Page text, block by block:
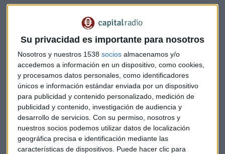
Su privacidad es importante para nosotros
Nosotros y nuestros 1538 socios almacenamos y/o
accedemos a información en un dispositivo, como cookies,
y procesamos datos personales, como identificadores
únicos e información estándar enviada por un dispositivo
para publicidad y contenido personalizado, medición de
publicidad y contenido, investigación de audiencia y
desarrollo de servicios. Con su permiso, nosotros y
nuestros socios podemos utilizar datos de localización
geográfica precisa e identificación mediante las
características de dispositivos. Puede hacer clic para
Se trata de un masturbador masculino que viene
acompañado de una app móvil con ejercicios para aprender
a controlar la eyaculación."Se entrena en un entorno
parecido al de una relación sexual real", señala López.
Combinados ambos productos, en un programa de ocho
semanas, los hombres aprenden a controlar su cuerpo.
Según la última investigación de la empresa, los
participantes llegaron a multiplicar por siete la duración de
sus relaciones sexuales. "Pasaron de una media de 2
minutos a 14 minutos cuando acabaron con el
programa", asegura la creadora de la marca.